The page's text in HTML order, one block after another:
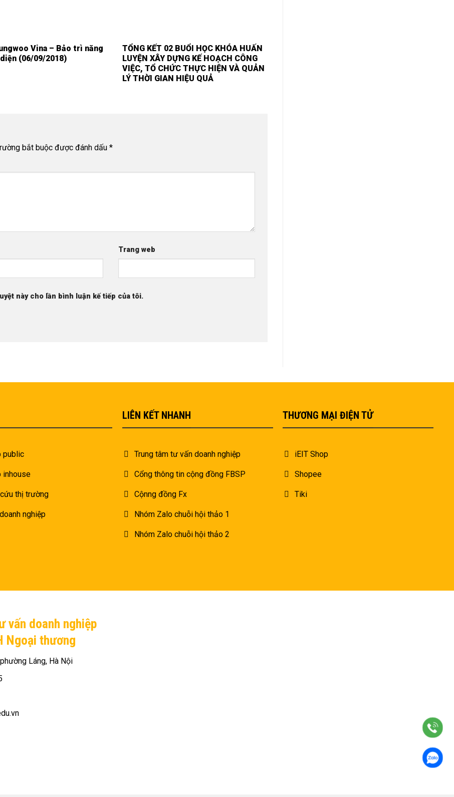
Vina – Bảo trì năng
(06/09/2018)
TỔNG KẾT 02 BUỔI HỌC KHÓA HUẤN
LUYỆN XÂY DỰNG KẾ HOẠCH CÔNG
VIỆC, TỔ CHỨC THỰC HIỆN VÀ QUẢN
LÝ THỜI GIAN HIỆU QUẢ
bắt buộc được đánh dấu *
Trang web
này cho lần bình luận kế tiếp của tôi.
public
inhouse
thị trường
nghiệp
LIÊN KẾT NHANH
Trung tâm tư vấn doanh nghiệp
Cổng thông tin cộng đồng FBSP
Cộnng đồng Fx
Nhóm Zalo chuỗi hội thảo 1
Nhóm Zalo chuỗi hội thảo 2
THƯƠNG MẠI ĐIỆN TỬ
iEIT Shop
Shopee
Tiki
vấn doanh nghiệp
Ngoại thương
Láng, Hà Nội